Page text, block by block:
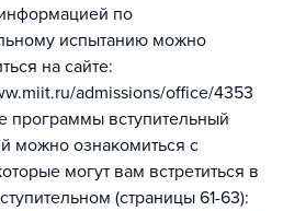
по
испытанию можно
на сайте:
admissions/office/4353
программы вступительный
можно ознакомиться с
могут вам встретиться в
(страницы 61-63):